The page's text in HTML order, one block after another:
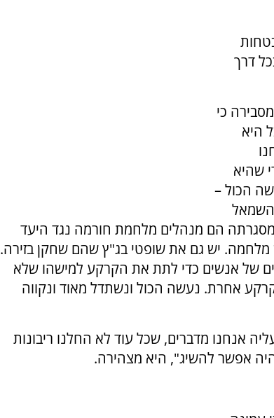
דרך
כי
היא
שהיא
הכול –
השמאל
הם מנהלים מלחמת חורמה נגד היעד
מלחמה. יש גם את שופטי בג"ץ שהם שחקן בזירה.
של אנשים כדי לתת את הקרקע למישהו שלא
אחרת. נעשה הכול ונשתדל מאוד ונקווה
אנחנו מדברים, שכל עוד לא החלנו ריבונות
אפשר להשיג", היא מצהירה.